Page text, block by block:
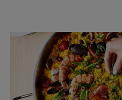
Pentru granita
100 ml de rom alb 4 limete
200 ml de apă minerală
20 de frunze de mentă